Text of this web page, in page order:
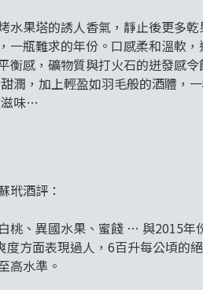
水果塔的誘人香氣，靜止後更多
瓶難求的年份。口感柔和溫軟
感，礦物質與打火石的迸發感
潤，加上輕盈如羽毛般的酒體，
滋味…
酒評：
、異國水果、蜜餞 … 與2015年
方面表現過人，6百升每公頃的
高水準。